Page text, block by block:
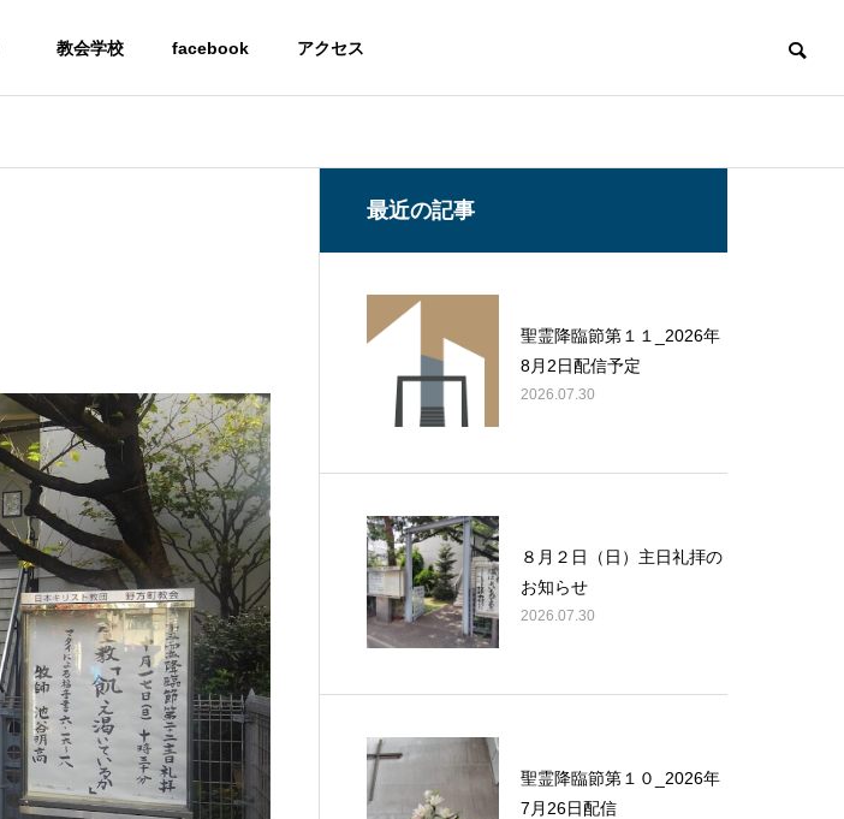
教会学校 facebook アクセス
最近の記事
聖霊降臨節第１１_2026年
8月2日配信予定
2026.07.30
８月２日（日）主日礼拝の
お知らせ
2026.07.30
聖霊降臨節第１０_2026年
7月26日配信